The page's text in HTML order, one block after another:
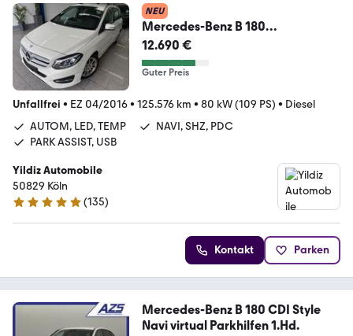
NEU
Mercedes-Benz B 180
CDI*AUTOM*LED*TEMP*NAVI*SH
Z*PDC*PARK-ASSIS
12.690 €
Guter Preis
Unfallfrei • EZ 04/2016• 125.576 km • 80 kW (109 PS) • Diesel
AUTOM, LED, TEMP
NAVI, SHZ, PDC
PARK ASSIST, USB
Yildiz Automobile
50829 Köln
5 Sterne
(135)
Kontakt Parken
Mercedes-Benz B 180 CDI Style
Navi virtual Parkhilfen 1.Hd.